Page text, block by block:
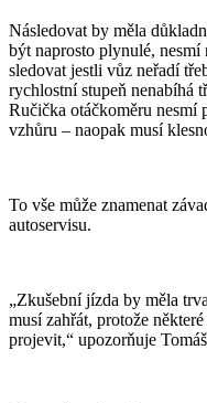
Následovat by měla
být naprosto plynulé, nesmí
sledovat jestli vůz neřadí
rychlostní stupeň nenabíhá
Ručička otáčkoměru nesmí
vzhůru – naopak musí
To vše může znamenat
autoservisu.
„Zkušební jízda by měla
musí zahřát, protože
projevit,“ upozorňuje